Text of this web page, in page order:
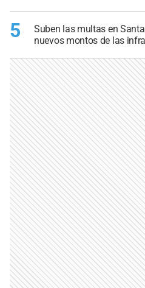
5
Suben las multas en
nuevos montos de las